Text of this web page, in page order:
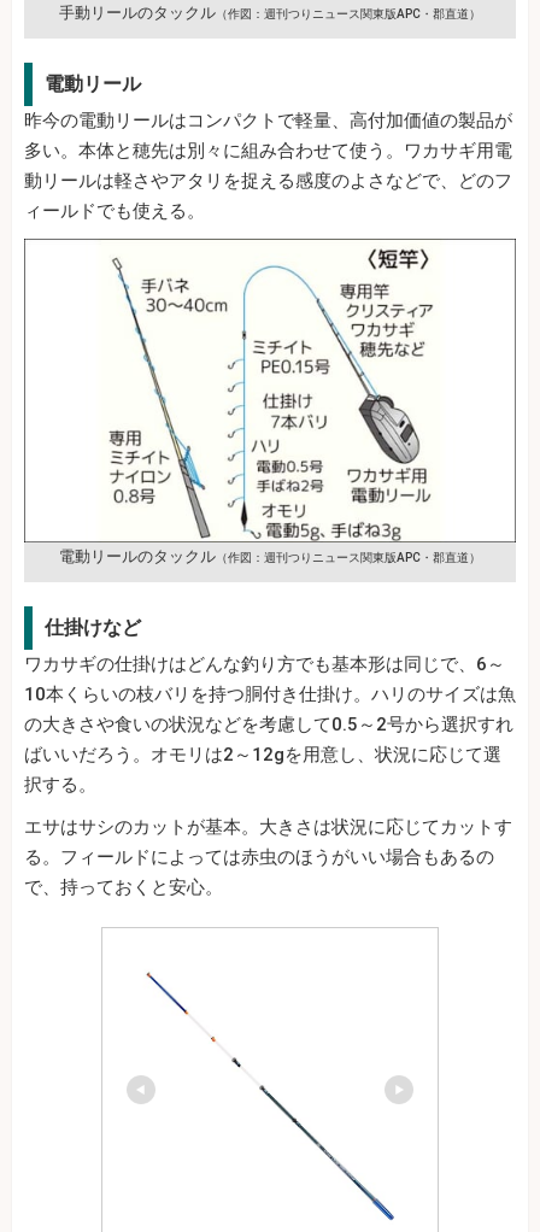
手動リールのタックル （作図：週刊つりニュース関東版APC・郡直道）
電動リール
昨今の電動リールはコンパクトで軽量、高付加価値の製品が
多い。本体と穂先は別々に組み合わせて使う。ワカサギ用電
動リールは軽さやアタリを捉える感度のよさなどで、どのフ
ィールドでも使える。
電動リールのタックル （作図：週刊つりニュース関東版APC・郡直道）
仕掛けなど
ワカサギの仕掛けはどんな釣り方でも基本形は同じで、6～
10本くらいの枝バリを持つ胴付き仕掛け。ハリのサイズは魚
の大きさや食いの状況などを考慮して0.5～2号から選択すれ
ばいいだろう。オモリは2～12gを用意し、状況に応じて選
択する。
エサはサシのカットが基本。大きさは状況に応じてカットす
る。フィールドによっては赤虫のほうがいい場合もあるの
で、持っておくと安心。